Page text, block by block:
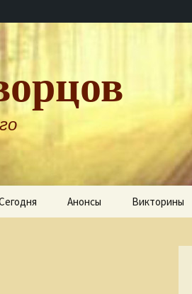
Анонсы Викторины